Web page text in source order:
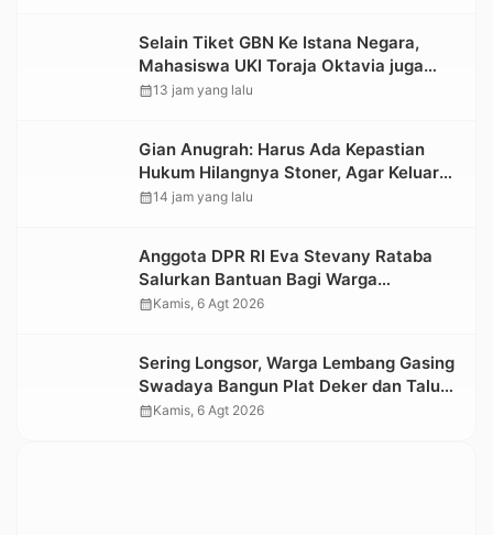
Selain Tiket GBN Ke Istana Negara,
Mahasiswa UKI Toraja Oktavia juga
Lolos ke Pekan Seni Mahasiswa
calendar_month13 jam yang lalu
Gian Anugrah: Harus Ada Kepastian
Hukum Hilangnya Stoner, Agar Keluarga
tidak Larut dalam Trauma dan
calendar_month14 jam yang lalu
Anggota DPR RI Eva Stevany Rataba
Salurkan Bantuan Bagi Warga
Terdampak Longsor di Buntu Pepasan
calendar_monthKamis, 6 Agt 2026
Sering Longsor, Warga Lembang Gasing
Swadaya Bangun Plat Deker dan Talut
Jalan Penghubung Antar Lembang
calendar_monthKamis, 6 Agt 2026